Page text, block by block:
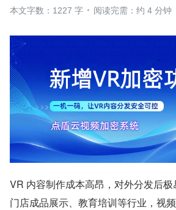
本文字数：1227 字
阅读完需：约 4 分钟
VR 内容制作成本高昂，对外分发后
门店成品展示、教育培训等行业，视